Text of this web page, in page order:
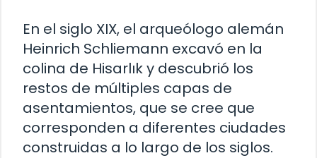
En el siglo XIX, el arqueólogo alemán
Heinrich Schliemann excavó en la
colina de Hisarlık y descubrió los
restos de múltiples capas de
asentamientos, que se cree que
corresponden a diferentes ciudades
construidas a lo largo de los siglos.